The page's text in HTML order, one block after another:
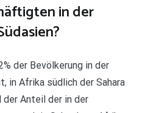
in der
der Bevölkerung in der
in Afrika südlich der Sahara
der Anteil der in der